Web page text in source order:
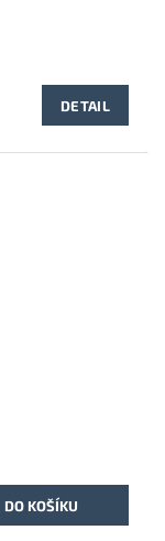
DETAIL